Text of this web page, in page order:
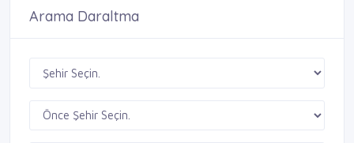
Arama Daraltma